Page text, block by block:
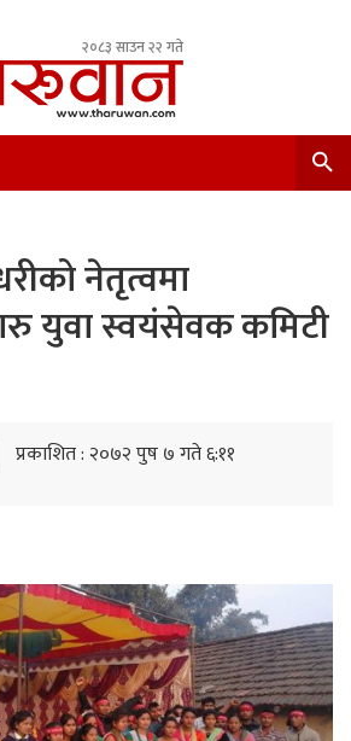
२०८३ साउन २२ गते
नेतृत्वमा
युवा स्वयंसेवक कमिटी
प्रकाशित : २०७२ पुष ७ गते ६:११